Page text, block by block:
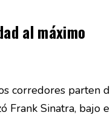
al máximo
corredores parten
Frank Sinatra, bajo